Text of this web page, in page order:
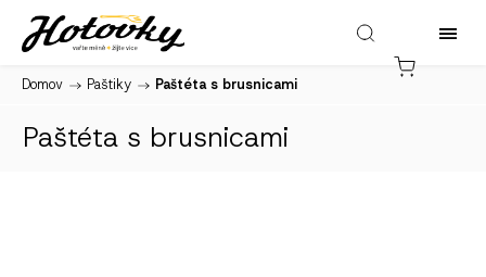
Domov / Paštiky / Paštéta s brusnicami
Paštéta s brusnicami